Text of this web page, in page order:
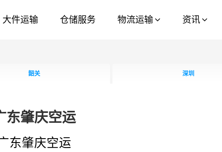
大件运输 仓储服务 物流运输 资讯
韶关 深圳
东肇庆空运
东肇庆空运